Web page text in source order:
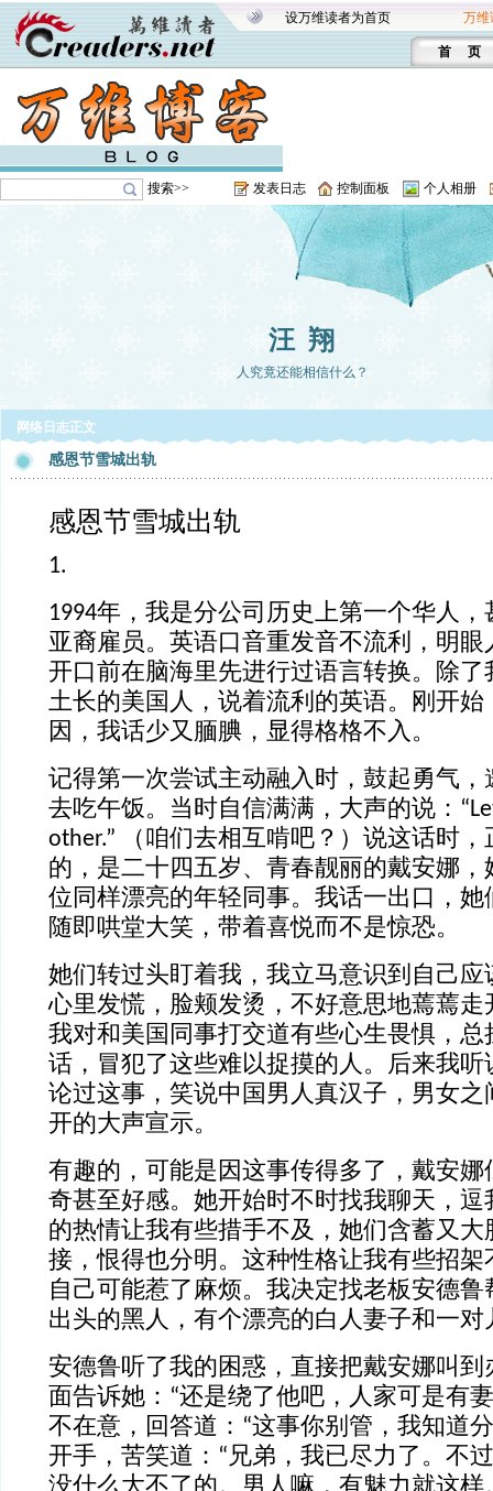
设万维读者为首页 万维
首 页
搜索>> 发表日志 控制面板 个人相册
汪 翔
人究竟还能相信什么？
网络日志正文
感恩节雪城出轨
感恩节雪城出轨
1.
1994年，我是分公司历史上第一个华人
亚裔雇员。英语口音重发音不流利，明眼
开口前在脑海里先进行过语言转换。除了
土长的美国人，说着流利的英语。刚开始
因，我话少又腼腆，显得格格不入。
记得第一次尝试主动融入时，鼓起勇气，
去吃午饭。当时自信满满，大声的说：
other.” （咱们去相互啃吧？）说这话时
的，是二十四五岁、青春靓丽的戴安娜，
位同样漂亮的年轻同事。我话一出口，她
随即哄堂大笑，带着喜悦而不是惊恐。
她们转过头盯着我，我立马意识到自己应
心里发慌，脸颊发烫，不好意思地蔫蔫走
我对和美国同事打交道有些心生畏惧，总
话，冒犯了这些难以捉摸的人。后来我听
论过这事，笑说中国男人真汉子，男女之
开的大声宣示。
有趣的，可能是因这事传得多了，戴安娜
奇甚至好感。她开始时不时找我聊天，逗
的热情让我有些措手不及，她们含蓄又大
接，恨得也分明。这种性格让我有些招架
自己可能惹了麻烦。我决定找老板安德
出头的黑人，有个漂亮的白人妻子和一对
安德鲁听了我的困惑，直接把戴安娜叫到
面告诉她：“还是绕了他吧，人家可是有
不在意，回答道：“这事你别管，我知道
开手，苦笑道：“兄弟，我已尽力了。不